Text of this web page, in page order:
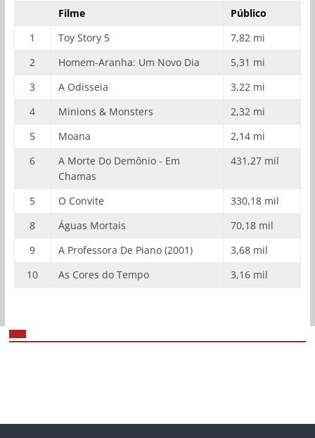
Filme
Público
1
Toy Story 5
7,82 mi
2
Homem-Aranha: Um Novo Dia
5,31 mi
3
A Odisseia
3,22 mi
4
Minions & Monsters
2,32 mi
5
Moana
2,14 mi
6
A Morte Do Demônio - Em
Chamas
431,27 mil
5 O Convite
330,18 mil
8
Águas Mortais
70,18 mil
9
A Professora De Piano (2001)
3,68 mil
10
As Cores do Tempo 3,16 mil